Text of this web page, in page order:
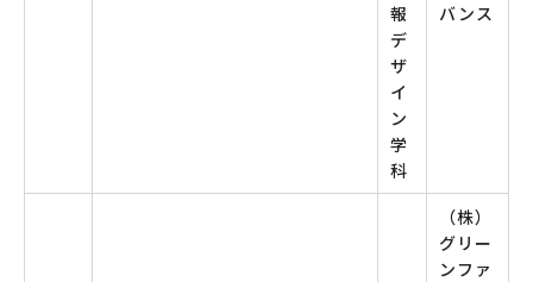
報
デ
ザ
イ
ン
学
科
バンス
（株）
グリー
ンファ